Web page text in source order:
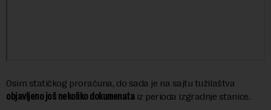
Osim statičkog proračuna, do sada je na sajtu tužilaštva
objavljeno još nekoliko dokumenataiz perioda izgradnje stanice.